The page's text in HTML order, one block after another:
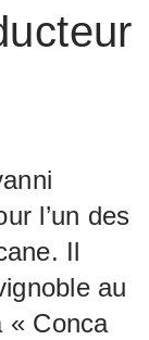
vins
d'Oro
plaît le
goût.
l’un des
Il
au
« Conca